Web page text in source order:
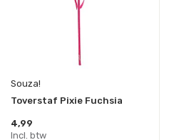
Souza!
Toverstaf Pixie Fuchsia
4,99
Incl. btw